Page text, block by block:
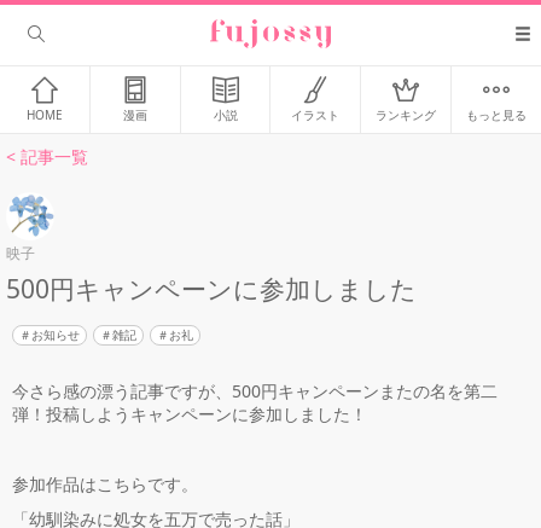
HOME 漫画 小説 イラスト ランキング もっと見る
< 記事一覧
映子
500円キャンペーンに参加しました
お知らせ 雑記 お礼
今さら感の漂う記事ですが、500円キャンペーンまたの名を第二
弾！投稿しようキャンペーンに参加しました！
参加作品はこちらです。
「幼馴染みに処女を五万で売った話」